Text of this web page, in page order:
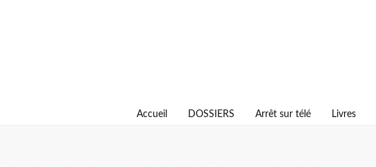
Accueil DOSSIERS Arrêt sur télé Livres